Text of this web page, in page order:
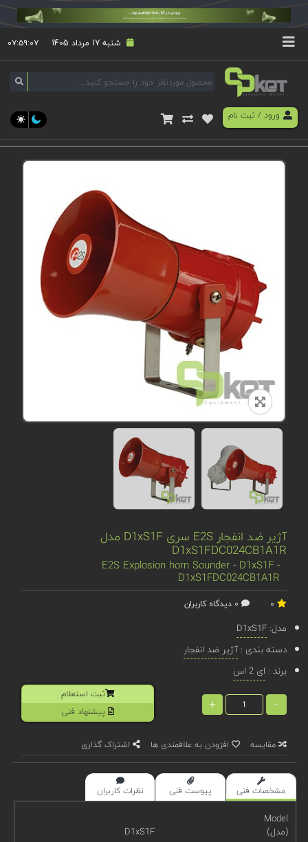
شنبه 17 مرداد 1405 ۰۷:۵۹:۰۷
ورود/ ثبت نام
آژیر ضد انفجار E2S سری D1xS1F مدل
D1xS1FDC024CB1A1R
E2S Explosion horn Sounder - D1xS1F -
D1xS1FDC024CB1A1R
مدل:D1xS1F
دسته بندی :آژیر ضد انفجار
برند : ای 2 اس
-
+
ثبت استعلام
پیشنهاد فنی
مقایسه افزودن به علاقمندی ها اشتراک گذاری
مشخصات فنی پیوست فنی نظرات کاربران
Model
(مدل)
D1xS1F